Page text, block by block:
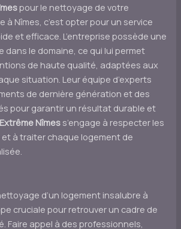
pour le nettoyage de votre
à Nîmes, c’est opter pour un service
et efficace. L’entreprise possède une
dans le domaine, ce qui lui permet
de haute qualité, adaptées aux
situation. Leur équipe d’experts
de dernière génération et des
pour garantir un résultat durable et
Extrême Nîmes s’engage à respecter les
à traiter chaque logement de
d’un logement insalubre à
cruciale pour retrouver un cadre de
Faire appel à des professionnels,